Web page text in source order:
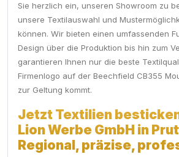
Sie herzlich ein, unseren Showroom zu
unsere Textilauswahl und
können. Wir bieten einen umfassenden
Design über die Produktion bis hin zum
garantieren Ihnen nur die beste
Firmenlogo auf der Beechfield CB355
zur Geltung kommt.
Jetzt Textilien
Lion Werbe GmbH in
Regional, präzise,